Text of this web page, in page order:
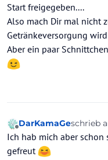
Start freigegeben....
Also mach Dir mal nicht
Getränkeversorgung
Aber ein paar
Offline
DarKamaGeschrieb
zuletzt
Ich hab mich aber schon
gefreut